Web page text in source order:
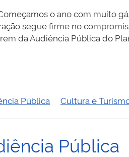
o ano com muito
segue firme no
da Audiência Pública do
Pública Cultura e
Pública